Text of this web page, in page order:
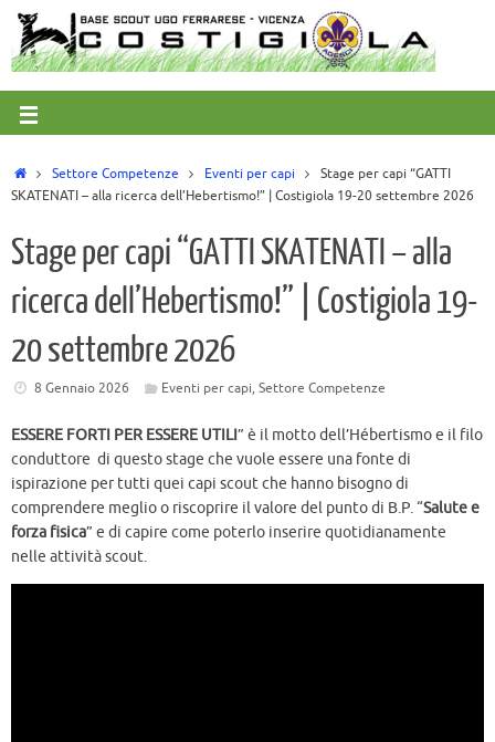
Settore Competenze Eventi per capi
Stage per capi “GATTI
SKATENATI – alla ricerca dell’Hebertismo!” | Costigiola 19-20 settembre 2026
Stage per capi “GATTI SKATENATI – alla
ricerca dell’Hebertismo!” | Costigiola 19-
20 settembre 2026
8 Gennaio 2026 Eventi per capi,Settore Competenze
ESSERE FORTI PER ESSERE UTILI” è il motto dell’Hébertismo e il filo
conduttore di questo stage che vuole essere una fonte di
ispirazione per tutti quei capi scout che hanno bisogno di
comprendere meglio o riscoprire il valore del punto di B.P. “Salute e
forza fisica” e di capire come poterlo inserire quotidianamente
nelle attività scout.